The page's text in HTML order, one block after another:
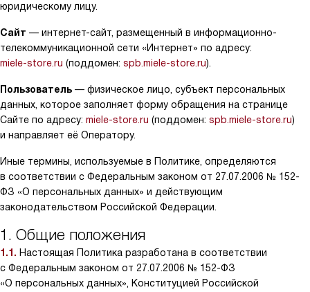
юридическому лицу.
Сайт — интернет-сайт, размещенный в информационно-
телекоммуникационной сети «Интернет» по адресу:
miele-store.ru (поддомен: spb.miele-store.ru).
Пользователь — физическое лицо, субъект персональных
данных, которое заполняет форму обращения на странице
Сайте по адресу: miele-store.ru (поддомен: spb.miele-store.ru)
и направляет её Оператору.
Иные термины, используемые в Политике, определяются
в соответствии с Федеральным законом от 27.07.2006 № 152-
ФЗ «О персональных данных» и действующим
законодательством Российской Федерации.
1. Общие положения
1.1. Настоящая Политика разработана в соответствии
с Федеральным законом от 27.07.2006 № 152-ФЗ
«О персональных данных», Конституцией Российской